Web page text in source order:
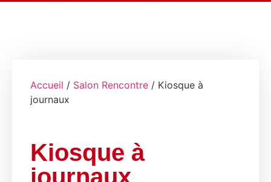
Accueil / Salon Rencontre / Kiosque à
journaux
Kiosque à
journaux